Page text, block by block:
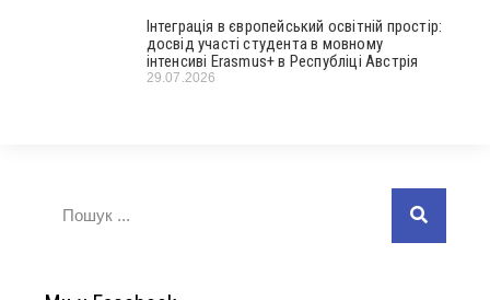
Інтеграція в європейський освітній простір:
досвід участі студента в мовному
інтенсиві Erasmus+ в Республіці Австрія
29.07.2026